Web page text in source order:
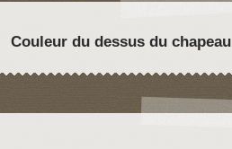
Couleur du dessus du chapeau